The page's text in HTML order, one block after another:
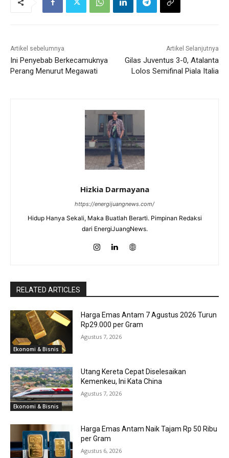
Artikel sebelumnya
Ini Penyebab Berkecamuknya
Perang Menurut Megawati
Artikel Selanjutnya
Gilas Juventus 3-0, Atalanta
Lolos Semifinal Piala Italia
Hizkia Darmayana
https://energijuangnews.com/
Hidup Hanya Sekali, Maka Buatlah Berarti. Pimpinan Redaksi
dari EnergiJuangNews.
RELATED ARTICLES
Ekonomi & Bisnis
Harga Emas Antam 7 Agustus 2026 Turun
Rp29.000 per Gram
Agustus 7, 2026
Ekonomi & Bisnis
Utang Kereta Cepat Diselesaikan
Kemenkeu, Ini Kata China
Agustus 7, 2026
Harga Emas Antam Naik Tajam Rp 50 Ribu
per Gram
Agustus 6, 2026